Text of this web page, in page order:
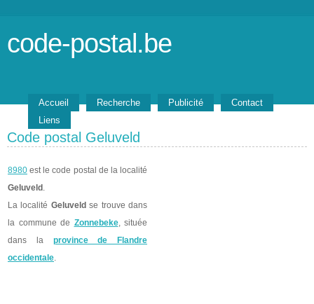
code-postal.be
Accueil Recherche Publicité
Contact
Liens
Code postal Geluveld
8980 est le code postal de la localité
Geluveld .
La localité Geluveld se trouve dans
la commune de Zonnebeke, située
dans la province de Flandre
occidentale.